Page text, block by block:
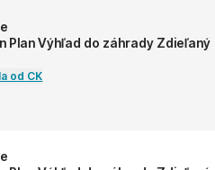
Plan Výhľad do záhrady Zdieľaný
od CK